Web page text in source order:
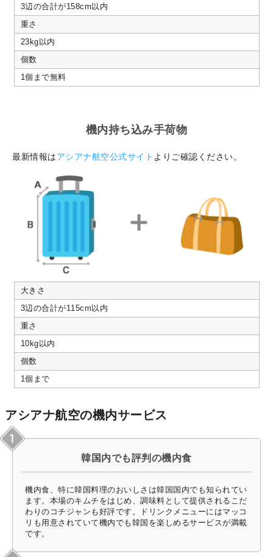
3辺の合計が158cm以内
重さ
23kg以内
個数
1個まで無料
機内持ち込み手荷物
最新情報はアシアナ航空公式サイト よりご確認ください。
大きさ
3辺の合計が115cm以内
重さ
10kg以内
個数
1個まで
アシアナ航空の機内サービス
韓国内でも評判の機内食
機内食、特に韓国料理のおいしさは韓国国内でも知られてい
ます。本場のキムチをはじめ、調味料として提供されるこだ
わりのコチジャンも好評です。ドリンクメニューにはマッコ
リも用意されていて機内でも韓国を楽しめるサービスが満載
です。